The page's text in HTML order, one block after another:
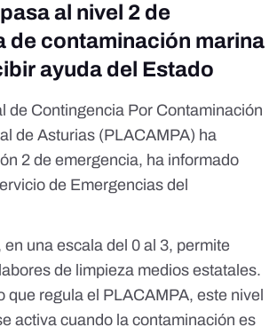
al nivel 2 de
de contaminación marina
ayuda del Estado
de Contingencia Por Contaminación
de Asturias (PLACAMPA) ha
2 de emergencia, ha informado
de Emergencias del
una escala del 0 al 3, permite
de limpieza medios estatales.
que regula el PLACAMPA, este nivel
activa cuando la contaminación es